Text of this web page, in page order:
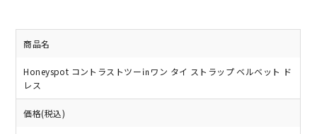
商品名
Honeyspot コントラストツー㏌ワン タイ ストラップ ベルベット ド
レス
価格(税込)